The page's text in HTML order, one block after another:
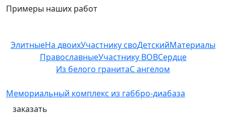
Примеры наших работ
ЭлитныеНа двоихУчастнику своДетскийМатериалы
ПравославныеУчастнику ВОВСердце
Из белого гранитаС ангелом
Мемориальный комплекс из габбро-диабаза
заказать